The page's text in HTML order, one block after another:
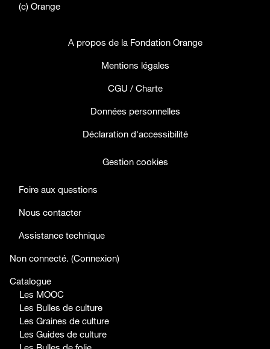
(c) Orange
A propos de la Fondation Orange
Mentions légales
CGU / Charte
Données personnelles
Déclaration d'accessibilité
Gestion cookies
Foire aux questions
Nous contacter
Assistance technique
facebook
twitter
youtube
Non connecté. (Connexion)
Catalogue
Les MOOC
Les Bulles de culture
Les Graines de culture
Les Guides de culture